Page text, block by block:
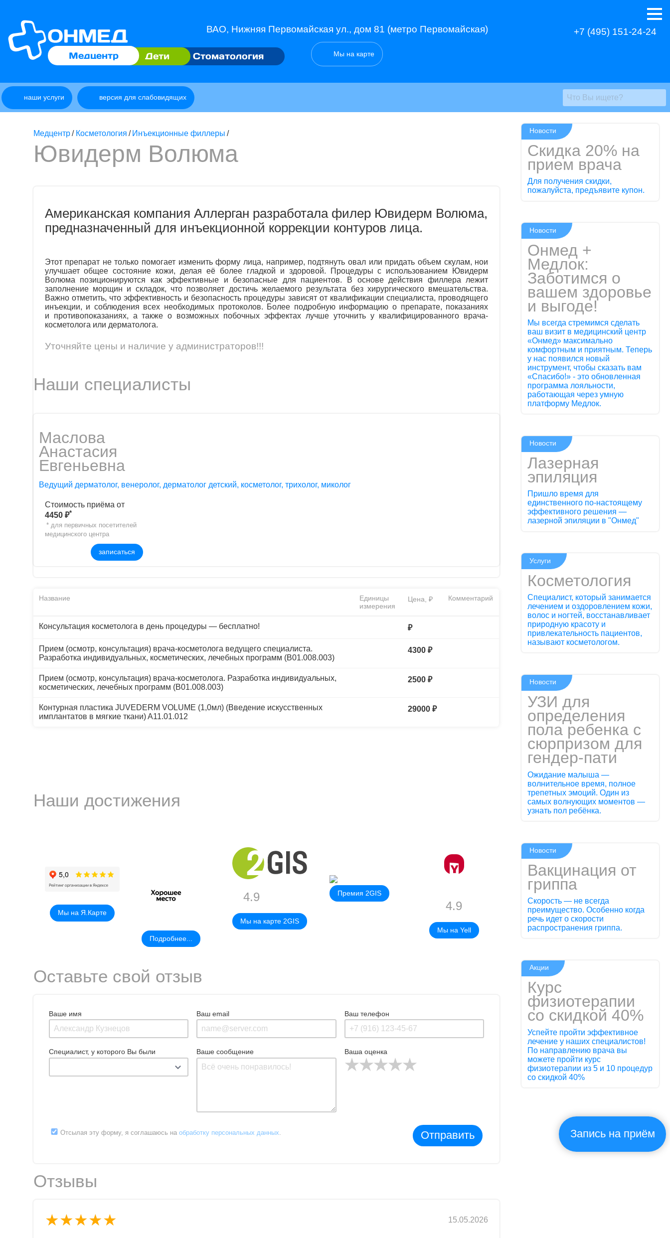
Медцентр Дети Стоматология
ВАО, Нижняя Первомайская ул., дом 81 (метро Первомайская)
Мы на карте
+7 (495) 151-24-24
наши услуги версия для слабовидящих
Медцентр/ Косметология / Инъекционные филлеры /
Ювидерм Волюма
Американская компания Аллерган разработала филер Ювидерм Волюма,
предназначенный для инъекционной коррекции контуров лица.
Этот препарат не только помогает изменить форму лица, например, подтянуть овал или придать объем скулам, нои
улучшает общее состояние кожи, делая её более гладкой и здоровой. Процедуры с использованием Ювидерм
Волюма позиционируются как эффективные и безопасные для пациентов. В основе действия филлера лежит
заполнение морщин и складок, что позволяет достичь желаемого результата без хирургического вмешательства.
Важно отметить, что эффективность и безопасность процедуры зависят от квалификации специалиста, проводящего
инъекции, и соблюдения всех необходимых протоколов. Более подробную информацию о препарате, показаниях
и противопоказаниях, а также о возможных побочных эффектах лучше уточнить у квалифицированного врача-
косметолога или дерматолога.
Уточняйте цены и наличие у администраторов!!!
Наши специалисты
Маслова
Aнaстaсия
Евгеньевнa
Ведущий дерматолог, венеролог, дерматолог детский, косметолог, трихолог, миколог
Стоимость приёма от
4450 ₽*
* для первичных посетителей
медицинского центра
записаться
Название
Единицы
измерения
Цена, ₽ Комментарий
Консультация косметолога в день процедуры — бесплатно! ₽
Прием (осмотр, консультация) врача-косметолога ведущего специалиста.
Разработка индивидуальных, косметических, лечебных программ (B01.008.003)
4300 ₽
Прием (осмотр, консультация) врача-косметолога. Разработка индивидуальных,
косметических, лечебных программ (B01.008.003)
2500 ₽
Контурная пластика JUVEDERM VOLUME (1,0мл) (Введение искусственных
имплантатов в мягкие ткани) A11.01.012
29000 ₽
Наши достижения
Мы на Я.Карте
Подробнее...
4.9
Мы на карте 2GIS
Премия 2GIS
4.9
Мы на Yell
Оставьте свой отзыв
Ваше имя Ваш email Ваш телефон
Специалист, у которого Вы были Ваше сообщение Ваша оценка
Отсылая эту форму, я соглашаюсь на обработку персональных данных. Отправить
Отзывы
★★★★★ 15.05.2026
Скидка 20% на
прием врача
Для получения скидки,
пожалуйста, предъявите купон.
Новости
Онмед +
Медлок:
Заботимся о
вашем здоровье
и выгоде!
Мы всегда стремимся сделать
ваш визит в медицинский центр
«Онмед» максимально
комфортным и приятным. Теперь
у нас появился новый
инструмент, чтобы сказать вам
«Спасибо!» - это обновленная
программа лояльности,
работающая через умную
платформу Медлок.
Новости
Лазерная
эпиляция
Пришло время для
единственного по-настоящему
эффективного решения —
лазерной эпиляции в "Онмед"
Новости
Косметология
Специалист, который занимается
лечением и оздоровлением кожи,
волос и ногтей, восстанавливает
природную красоту и
привлекательность пациентов,
называют косметологом.
Услуги
УЗИ для
определения
пола ребенка с
сюрпризом для
гендер-пати
Ожидание малыша —
волнительное время, полное
трепетных эмоций. Один из
самых волнующих моментов —
узнать пол ребёнка.
Новости
Вакцинация от
гриппа
Скорость — не всегда
преимущество. Особенно когда
речь идет о скорости
распространения гриппа.
Новости
Курс
физиотерапии
со скидкой 40%
Успейте пройти эффективное
лечение у наших специалистов!
По направлению врача вы
можете пройти курс
физиотерапии из 5 и 10 процедур
со скидкой 40%
Акции
Запись на приём